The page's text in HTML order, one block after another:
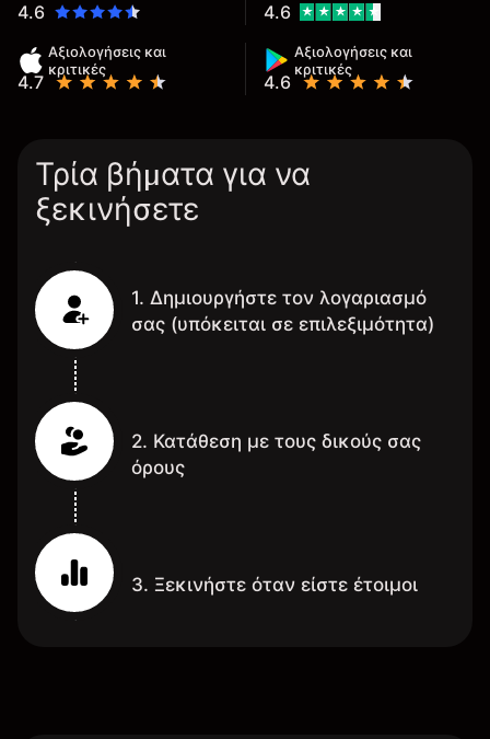
4.6
Αξιολογήσεις και
κριτικές
4.7
Αξιολογήσεις και
κριτικές
4.6
4.6
Τρία βήματα για να
ξεκινήσετε
1. Δημιουργήστε τον λογαριασμό
σας (υπόκειται σε επιλεξιμότητα)
2. Κατάθεση με τους δικούς σας
όρους
3. Ξεκινήστε όταν είστε έτοιμοι